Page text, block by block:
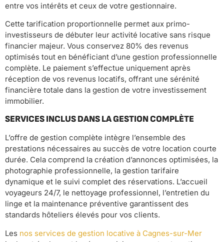
entre vos intérêts et ceux de votre gestionnaire.
Cette tarification proportionnelle permet aux primo-
investisseurs de débuter leur activité locative sans risque
financier majeur. Vous conservez 80% des revenus
optimisés tout en bénéficiant d’une gestion professionnelle
complète. Le paiement s’effectue uniquement après
réception de vos revenus locatifs, offrant une sérénité
financière totale dans la gestion de votre investissement
immobilier.
SERVICES INCLUS DANS LA GESTION COMPLÈTE
L’offre de gestion complète intègre l’ensemble des
prestations nécessaires au succès de votre location courte
durée. Cela comprend la création d’annonces optimisées, la
photographie professionnelle, la gestion tarifaire
dynamique et le suivi complet des réservations. L’accueil
voyageurs 24/7, le nettoyage professionnel, l’entretien du
linge et la maintenance préventive garantissent des
standards hôteliers élevés pour vos clients.
Les nos services de gestion locative à Cagnes-sur-Mer